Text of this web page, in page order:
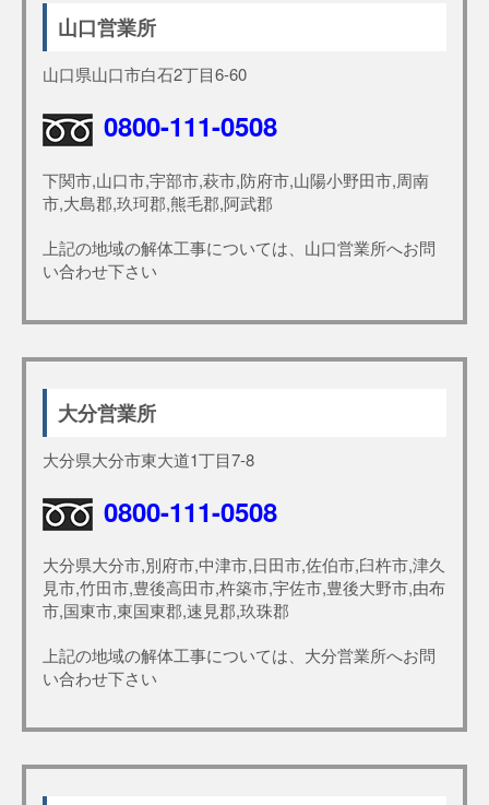
山口営業所
山口県山口市白石2丁目6-60
0800-111-0508
下関市,山口市,宇部市,萩市,防府市,山陽小野田市,周南
市,大島郡,玖珂郡,熊毛郡,阿武郡
上記の地域の解体工事については、山口営業所へお問
い合わせ下さい
大分営業所
大分県大分市東大道1丁目7-8
0800-111-0508
大分県大分市,別府市,中津市,日田市,佐伯市,臼杵市,津久
見市,竹田市,豊後高田市,杵築市,宇佐市,豊後大野市,由布
市,国東市,東国東郡,速見郡,玖珠郡
上記の地域の解体工事については、大分営業所へお問
い合わせ下さい